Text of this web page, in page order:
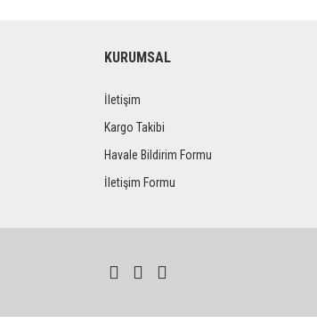
KURUMSAL
İletişim
Kargo Takibi
Havale Bildirim Formu
İletişim Formu